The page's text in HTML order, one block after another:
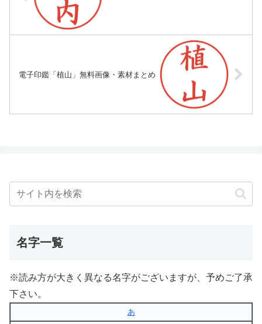
電子印鑑「植山」無料画像・素材まとめ
名字一覧
※読み方が大きく異なる名字がございますが、予めご了承
下さい。
あ